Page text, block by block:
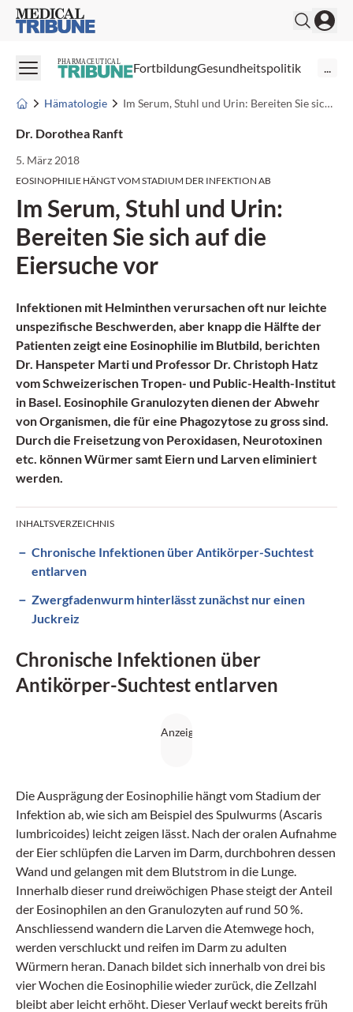
Medical Tribune
PHARMACEUTICAL FortbildungGesundheitspolitik ...
Hämatologie Im Serum, Stuhl und Urin: Bereiten Sie sich auf die Eiersuche vor
Dr. Dorothea Ranft
5. März 2018
EOSINOPHILIE HÄNGT VOM STADIUM DER INFEKTION AB
Im Serum, Stuhl und Urin:
Bereiten Sie sich auf die
Eiersuche vor
Infektionen mit Helminthen verursachen oft nur leichte
unspezifische Beschwerden, aber knapp die Hälfte der
Patienten zeigt eine Eosinophilie im Blutbild, berichten
Dr. Hanspeter­ Marti­und Professor Dr. Christoph­ Hatz­
vom Schweizerischen Tropen- und Public-Health-Institut
in Basel. Eosinophile Granulozyten dienen der Abwehr
von Organismen, die für eine Phagozytose zu gross sind.
Durch die Freisetzung von Peroxidasen, Neurotoxinen
etc. können Würmer samt Eiern und Larven eliminiert
werden.
INHALTSVERZEICHNIS
Chronische Infektionen über Antikörper-Suchtest
entlarven
Zwergfadenwurm hinterlässt zunächst nur einen
Juckreiz
Chronische Infektionen über
Antikörper-Suchtest entlarven
Die Ausprägung der Eosinophilie hängt vom Stadium der
Infektion ab, wie sich am Beispiel des Spulwurms (Ascaris
lumbricoides) leicht zeigen lässt. Nach der oralen Aufnahme
der Eier schlüpfen die Larven im Darm, durchbohren dessen
Wand und gelangen mit dem Blutstrom in die Lunge.
Innerhalb dieser rund dreiwöchigen Phase steigt der Anteil
der Eosinophilen an den Granulozyten auf rund 50 %.
Anschliessend wandern die Larven die Atemwege hoch,
werden verschluckt und reifen im Darm zu adulten
Würmern heran. Danach bildet sich innerhalb von drei bis
vier Wochen die Eosinophilie wieder zurück, die Zellzahl
bleibt aber leicht erhöht. Dieser Verlauf weckt bereits früh